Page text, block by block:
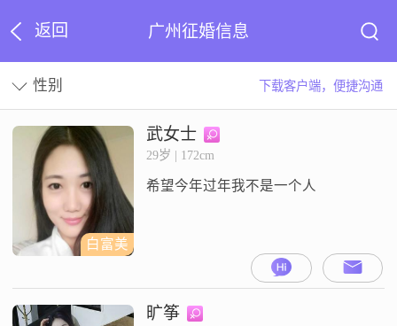
返回 广州征婚信息
性别 下载客户端，便捷沟通
白富美
武女士
29岁 | 172cm
希望今年过年我不是一个人
旷筝